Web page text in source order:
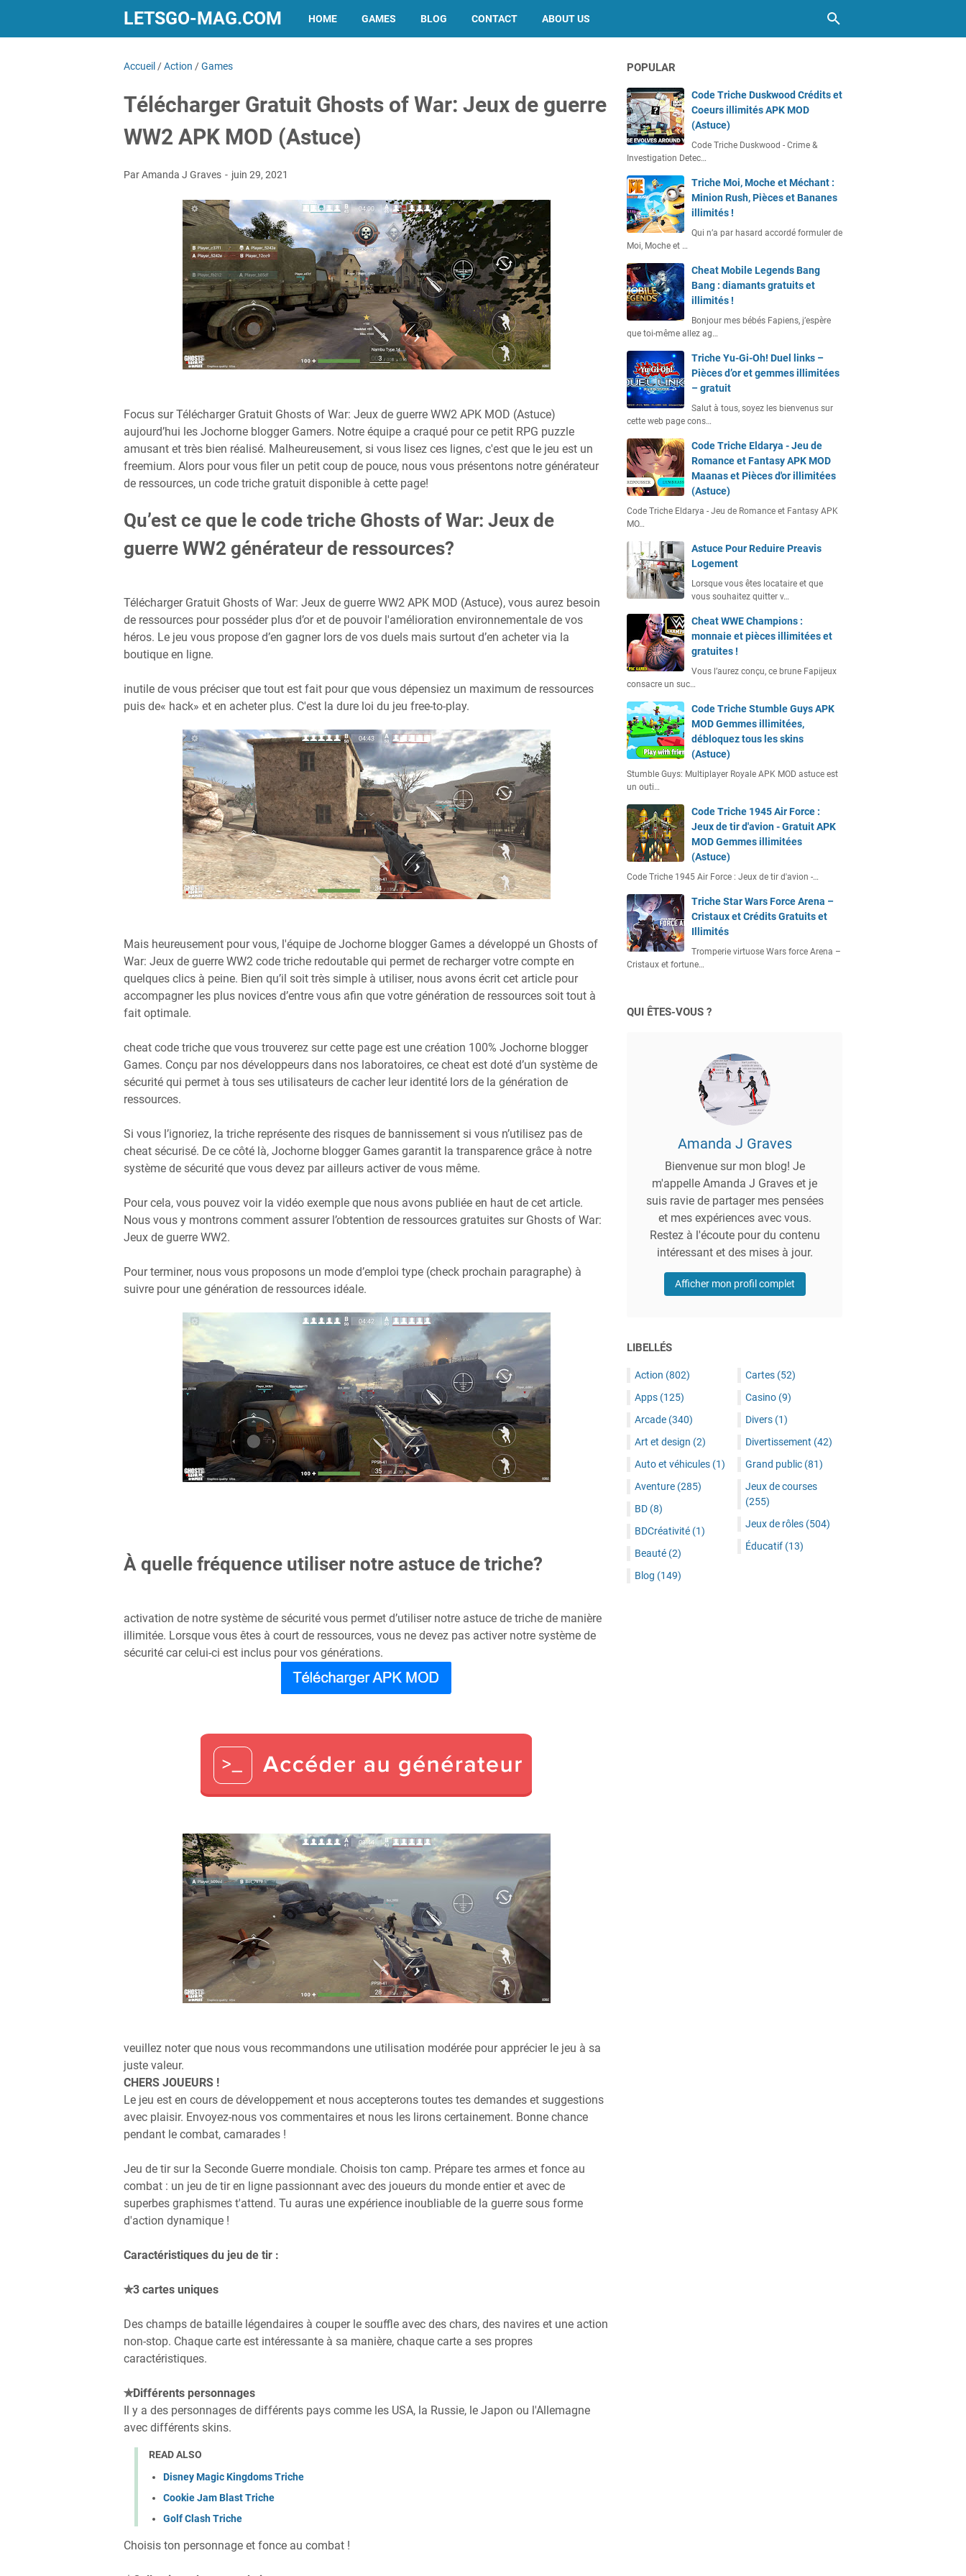
LETSGO-MAG.COM HOME GAMES BLOG CONTACT ABOUT US
Accueil /Action /Games
Télécharger Gratuit Ghosts of War: Jeux de guerre
WW2 APK MOD (Astuce)
Par Amanda J Graves juin 29, 2021
Focus sur Télécharger Gratuit Ghosts of War: Jeux de guerre WW2 APK MOD (Astuce)
aujourd’hui les Jochorne blogger Gamers. Notre équipe a craqué pour ce petit RPG puzzle
amusant et très bien réalisé. Malheureusement, si vous lisez ces lignes, c'est que le jeu est un
freemium. Alors pour vous filer un petit coup de pouce, nous vous présentons notre générateur
de ressources, un code triche gratuit disponible à cette page!
Qu’est ce que le code triche Ghosts of War: Jeux de
guerre WW2 générateur de ressources?
Télécharger Gratuit Ghosts of War: Jeux de guerre WW2 APK MOD (Astuce), vous aurez besoin
de ressources pour posséder plus d’or et de pouvoir l'amélioration environnementale de vos
héros. Le jeu vous propose d’en gagner lors de vos duels mais surtout d’en acheter via la
boutique en ligne.
inutile de vous préciser que tout est fait pour que vous dépensiez un maximum de ressources
puis de« hack» et en acheter plus. C'est la dure loi du jeu free-to-play.
Mais heureusement pour vous, l'équipe de Jochorne blogger Games a développé un Ghosts of
War: Jeux de guerre WW2 code triche redoutable qui permet de recharger votre compte en
quelques clics à peine. Bien qu’il soit très simple à utiliser, nous avons écrit cet article pour
accompagner les plus novices d’entre vous afin que votre génération de ressources soit tout à
fait optimale.
cheat code triche que vous trouverez sur cette page est une création 100% Jochorne blogger
Games. Conçu par nos développeurs dans nos laboratoires, ce cheat est doté d’un système de
sécurité qui permet à tous ses utilisateurs de cacher leur identité lors de la génération de
ressources.
Si vous l’ignoriez, la triche représente des risques de bannissement si vous n’utilisez pas de
cheat sécurisé. De ce côté là, Jochorne blogger Games garantit la transparence grâce à notre
système de sécurité que vous devez par ailleurs activer de vous même.
Pour cela, vous pouvez voir la vidéo exemple que nous avons publiée en haut de cet article.
Nous vous y montrons comment assurer l’obtention de ressources gratuites sur Ghosts of War:
Jeux de guerre WW2.
Pour terminer, nous vous proposons un mode d’emploi type (check prochain paragraphe) à
suivre pour une génération de ressources idéale.
À quelle fréquence utiliser notre astuce de triche?
activation de notre système de sécurité vous permet d’utiliser notre astuce de triche de manière
illimitée. Lorsque vous êtes à court de ressources, vous ne devez pas activer notre système de
sécurité car celui-ci est inclus pour vos générations.
veuillez noter que nous vous recommandons une utilisation modérée pour apprécier le jeu à sa
juste valeur.
CHERS JOUEURS !
Le jeu est en cours de développement et nous accepterons toutes tes demandes et suggestions
avec plaisir. Envoyez-nous vos commentaires et nous les lirons certainement. Bonne chance
pendant le combat, camarades !
Jeu de tir sur la Seconde Guerre mondiale. Choisis ton camp. Prépare tes armes et fonce au
combat : un jeu de tir en ligne passionnant avec des joueurs du monde entier et avec de
superbes graphismes t'attend. Tu auras une expérience inoubliable de la guerre sous forme
d'action dynamique !
Caractéristiques du jeu de tir :
✯3 cartes uniques
Des champs de bataille légendaires à couper le souffle avec des chars, des navires et une action
non-stop. Chaque carte est intéressante à sa manière, chaque carte a ses propres
caractéristiques.
✯Différents personnages
Il y a des personnages de différents pays comme les USA, la Russie, le Japon ou l'Allemagne
avec différents skins.
READ ALSO
Disney Magic Kingdoms Triche
Cookie Jam Blast Triche
Golf Clash Triche
Choisis ton personnage et fonce au combat !
POPULAR
Code Triche Duskwood Crédits et
Coeurs illimités APK MOD
(Astuce)
Code Triche Duskwood - Crime &
Investigation Detec…
Triche Moi, Moche et Méchant :
Minion Rush, Pièces et Bananes
illimités !
Qui n’a par hasard accordé formuler de
Moi, Moche et …
Cheat Mobile Legends Bang
Bang : diamants gratuits et
illimités !
Bonjour mes bébés Fapiens, j’espère
que toi-même allez ag…
Triche Yu-Gi-Oh! Duel links –
Pièces d’or et gemmes illimitées
– gratuit
Salut à tous, soyez les bienvenus sur
cette web page cons…
Code Triche Eldarya - Jeu de
Romance et Fantasy APK MOD
Maanas et Pièces d'or illimitées
(Astuce)
Code Triche Eldarya - Jeu de Romance et Fantasy APK
MO…
Astuce Pour Reduire Preavis
Logement
Lorsque vous êtes locataire et que
vous souhaitez quitter v…
Cheat WWE Champions :
monnaie et pièces illimitées et
gratuites !
Vous l’aurez conçu, ce brune Fapijeux
consacre un suc…
Code Triche Stumble Guys APK
MOD Gemmes illimitées,
débloquez tous les skins
(Astuce)
Stumble Guys: Multiplayer Royale APK MOD astuce est
un outi…
Code Triche 1945 Air Force :
Jeux de tir d'avion - Gratuit APK
MOD Gemmes illimitées
(Astuce)
Code Triche 1945 Air Force : Jeux de tir d'avion -…
Triche Star Wars Force Arena –
Cristaux et Crédits Gratuits et
Illimités
Tromperie virtuose Wars force Arena –
Cristaux et fortune…
QUI ÊTES-VOUS ?
Amanda J Graves
Bienvenue sur mon blog! Je
m'appelle Amanda J Graves et je
suis ravie de partager mes pensées
et mes expériences avec vous.
Restez à l'écoute pour du contenu
intéressant et des mises à jour.
Afficher mon profil complet
LIBELLÉS
Action (802)
Apps (125)
Arcade (340)
Art et design (2)
Auto et véhicules (1)
Aventure (285)
BD (8)
BDCréativité (1)
Beauté (2)
Blog (149)
Cartes (52)
Casino (9)
Divers (1)
Divertissement (42)
Grand public (81)
Jeux de courses
(255)
Jeux de rôles (504)
Éducatif (13)